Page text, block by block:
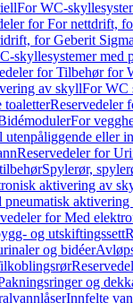
For WC-
for For nettdrift,
for Geberit
skyllesystemer med
for Tilbehør for
av skyllFor WC
toaletterReservedeler
For
utenpåliggende eller
Reservedeler for
Spylerør,
aktivering av
pneumatisk
for Med
og utskiftingssett
og bidéer
og
Innfelte